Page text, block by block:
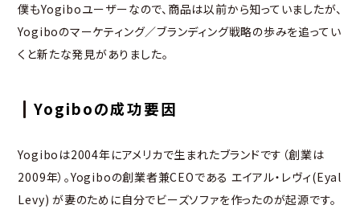
僕もYogiboユーザーなので、商品は以前から知っていましたが、
Yogiboのマーケティング／ブランディング戦略の歩みを追ってい
くと新たな発見がありました。
Yogiboの成功要因
Yogiboは2004年にアメリカで生まれたブランドです（創業は
2009年）。Yogiboの創業者兼CEOである エイアル・レヴィ(Eyal
Levy) が妻のために自分でビーズソファを作ったのが起源です。